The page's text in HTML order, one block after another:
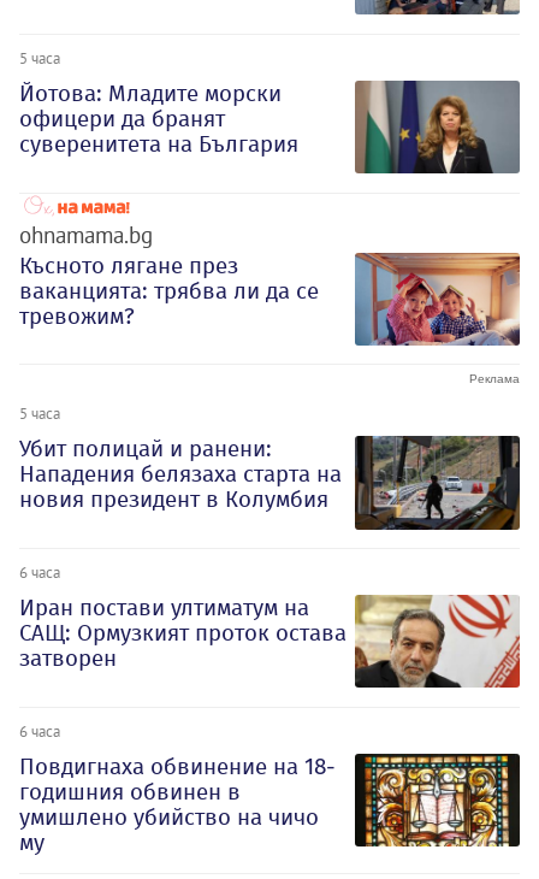
5 часа
Йотова: Младите морски
офицери да бранят
суверенитета на България
ohnamama.bg
Късното лягане през
ваканцията: трябва ли да се
тревожим?
5 часа
Убит полицай и ранени:
Нападения белязаха старта на
новия президент в Колумбия
6 часа
Иран постави ултиматум на
САЩ: Ормузкият проток остава
затворен
6 часа
Повдигнаха обвинение на 18-
годишния обвинен в
умишлено убийство на чичо
му